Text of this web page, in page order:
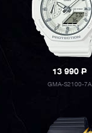
13 990P
GMA-S2100-7A